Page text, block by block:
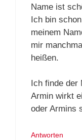
Name ist
Ich bin
meinem
mir
heißen.
Ich finde
Armin wirkt
oder Armins
Antworten